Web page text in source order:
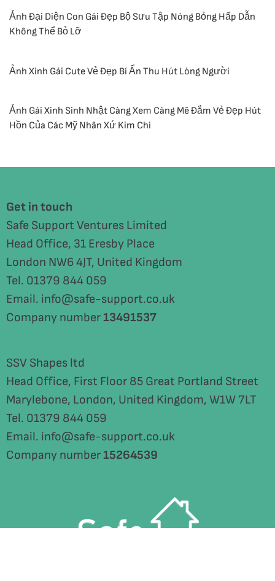
Ảnh Đại Diện Con Gái Đẹp Bộ Sưu Tập Nóng Bỏng Hấp Dẫn
Không Thể Bỏ Lỡ
Ảnh Xinh Gái Cute Vẻ Đẹp Bí Ẩn Thu Hút Lòng Người
Ảnh Gái Xinh Sinh Nhật Càng Xem Càng Mê Đắm Vẻ Đẹp Hút
Hồn Của Các Mỹ Nhân Xứ Kim Chi
Get in touch
Safe Support Ventures Limited
Head Office, 31 Eresby Place
London NW6 4JT, United Kingdom
Tel. 01379 844 059
Email. info@safe-support.co.uk
Company number13491537
SSV Shapes ltd
Head Office, First Floor 85 Great Portland Street
Marylebone, London, United Kingdom, W1W 7LT
Tel. 01379 844 059
Email. info@safe-support.co.uk
Company number15264539